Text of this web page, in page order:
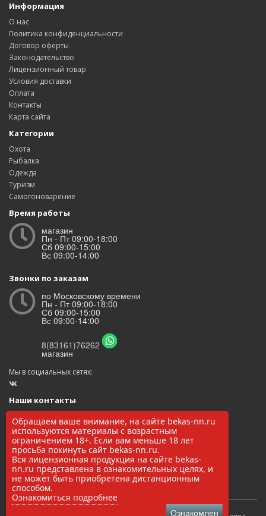
Информация
О нас
Политика конфиденциальности
Договор оферты
Законодательство
Лицензионный товар
Условия доставки
Оплата
Контакты
Карта сайта
Категории
Охота
Рыбалка
Одежда
Туризм
Самогоноварение
Время работы
магазин
Пн - Пт 09:00-18:00
Сб 09:00-15:00
Вс 09:00-14:00
Звонки по заказам
по Московскому времени
Пн - Пт 09:00-18:00
Сб 09:00-15:00
Вс 09:00-14:00
8(83161)76262
магазин
Мы в социальных сетях:
Наши контакты
ООО «БЕКАС»
ОГРН: 1145248000017
ИНН/КПП: 5248037037 / 524801001
8(83161)76262
zakaz@bekas-nn.ru
606524, Нижегородская обл. г. Заволжье ул. Рылеева 4А
Обращаем ваше внимание, на сайте bekas-nn.ru
используются материалы с возрастным
ограничением 18+. Если вам меньше 18 лет
просьба покинуть сайт bekas-nn.ru.
Вся лицензионная продукция на сайте bekas-
nn.ru представлена в ознакомительных целях, и
не может быть приобретена дистанционным
способом.
Ознакомиться подробнее
Ознакомлен